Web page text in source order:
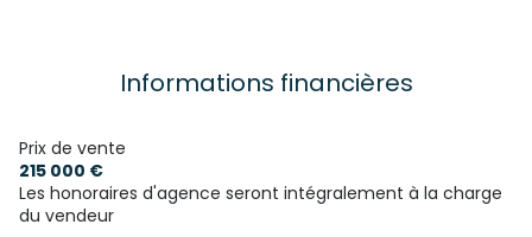
Chauffage individuel : radiateur (electrique)
1 garage(s)
1 parking(s)
Informations financières
Prix de vente
215 000 €
Les honoraires d'agence seront intégralement à la charge
du vendeur